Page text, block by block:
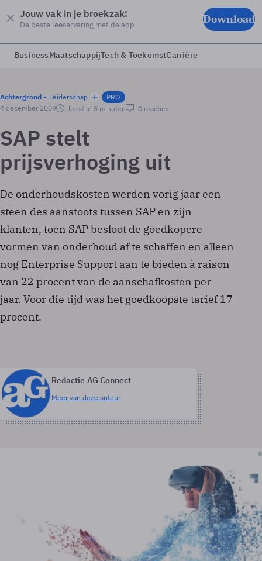
Jouw vak in je broekzak!
De beste leeservaring met de app Download
BusinessMaatschappijTech & ToekomstCarrière
Achtergrond Leiderschap
PRO
4 december 2009
leestijd 3 minuten 0 reacties
SAP stelt
prijsverhoging uit
De onderhoudskosten werden vorig jaar een
steen des aanstoots tussen SAP en zijn
klanten, toen SAP besloot de goedkopere
vormen van onderhoud af te schaffen en alleen
nog Enterprise Support aan te bieden à raison
van 22 procent van de aanschafkosten per
jaar. Voor die tijd was het goedkoopste tarief 17
procent.
Redactie AG Connect
Meer van deze auteur